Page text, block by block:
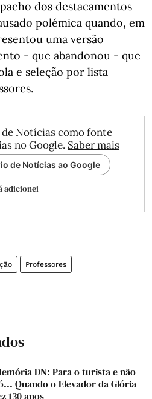
dos destacamentos
polémica quando, em
uma versão
- que abandonou - que
e seleção por lista
Notícias como fonte
no Google. Saber mais
de Notícias ao Google
adicionei
Professores
DN: Para o turista e não
Quando o Elevador da Glória
130 anos